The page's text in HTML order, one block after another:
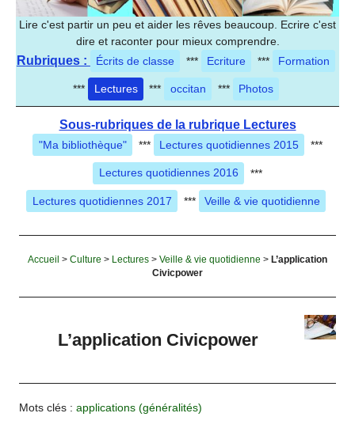
Lire c'est partir un peu et aider les rêves beaucoup. Ecrire c'est
dire et raconter pour mieux comprendre.
Rubriques : Écrits de classe *** Ecriture *** Formation
*** Lectures *** occitan *** Photos
Sous-rubriques de la rubrique Lectures
"Ma bibliothèque" *** Lectures quotidiennes 2015 ***
Lectures quotidiennes 2016 ***
Lectures quotidiennes 2017 *** Veille & vie quotidienne
Accueil > Culture > Lectures > Veille & vie quotidienne > L’application
Civicpower
L’application Civicpower
Mots clés :applications (généralités)